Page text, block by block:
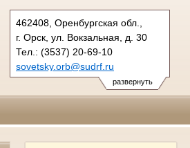
развернуть
462408, Оренбургская обл.,
г. Орск, ул. Вокзальная, д. 30
Тел.: (3537) 20-69-10
sovetsky.orb@sudrf.ru